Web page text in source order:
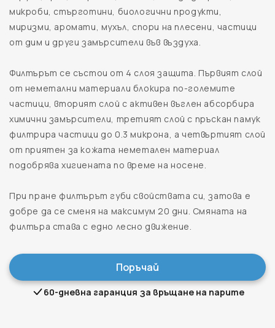
микроби, стърготини, биологични продукти,
миризми, аромати, мухъл, спори на плесени, частици
от дим и други замърсители във въздуха.
Филтърът се състои от 4 слоя защита. Първият слой
от неметални материали блокира по-големите
частици, вторият слой с активен въглен абсорбира
химични замърсители, третият слой с пръскан памук
филтрира частици до 0.3 микрона, а четвъртият слой
от приятен за кожата неметален материал
подобрява хигиената по време на носене.
При пране филтърът губи свойствата си, затова е
добре да се сменя на максимум 20 дни. Смяната на
филтъра става с едно лесно движение.
Поръчай
60-дневна гаранция за връщане на парите